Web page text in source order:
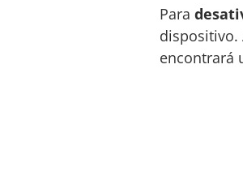
Para
dispositivo.
encontrará